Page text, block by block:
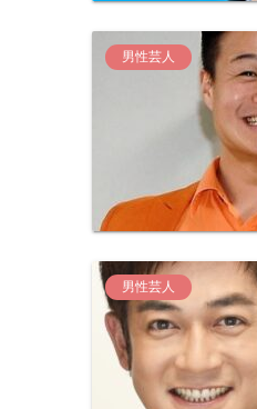
男性芸人
男性芸人